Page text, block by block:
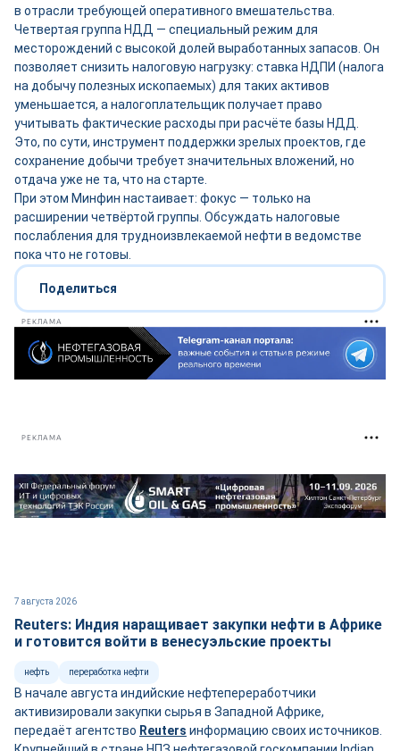
в отрасли требующей оперативного вмешательства.
Четвертая группа НДД — специальный режим для
месторождений с высокой долей выработанных запасов. Он
позволяет снизить налоговую нагрузку: ставка НДПИ (налога
на добычу полезных ископаемых) для таких активов
уменьшается, а налогоплательщик получает право
учитывать фактические расходы при расчёте базы НДД.
Это, по сути, инструмент поддержки зрелых проектов, где
сохранение добычи требует значительных вложений, но
отдача уже не та, что на старте.
При этом Минфин настаивает: фокус — только на
расширении четвёртой группы. Обсуждать налоговые
послабления для трудноизвлекаемой нефти в ведомстве
пока что не готовы.
Поделиться
РЕКЛАМА
РЕКЛАМА
7 августа 2026
Reuters: Индия наращивает закупки нефти в Африке
и готовится войти в венесуэльские проекты
нефть переработка нефти
В начале августа индийские нефтепереработчики
активизировали закупки сырья в Западной Африке,
передаёт агентство Reuters информацию своих источников.